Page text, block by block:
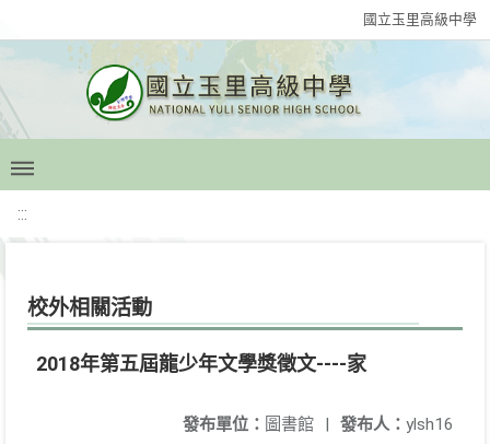
國立玉里高級中學
:::
校外相關活動
2018年第五屆龍少年文學獎徵文----家
發布人： ylsh16
發布單位： 圖書館 |